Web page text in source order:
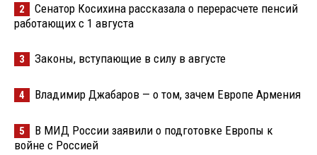
2
Сенатор Косихина рассказала о перерасчете пенсий
работающих с 1 августа
3 Законы, вступающие в силу в августе
4 Владимир Джабаров — о том, зачем Европе Армения
5
В МИД России заявили о подготовке Европы к
войне с Россией